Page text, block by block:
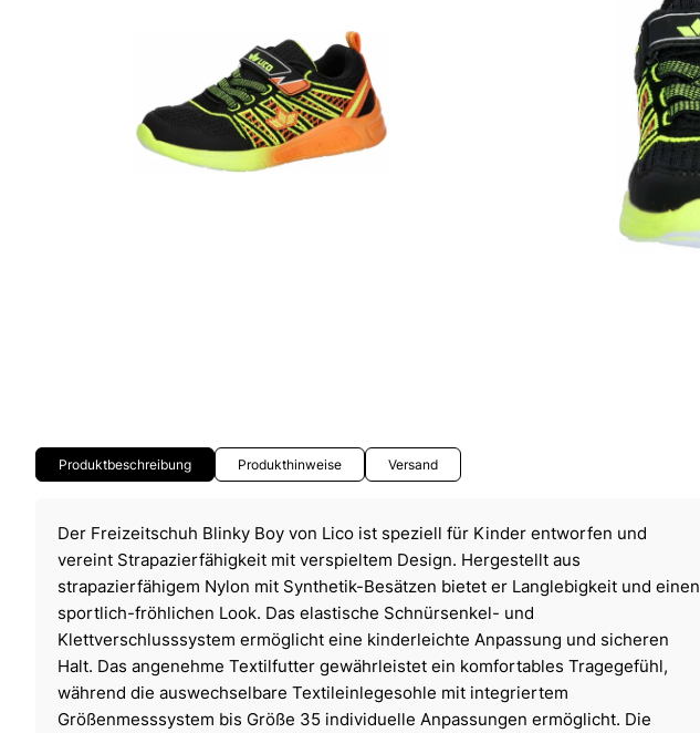
Produktbeschreibung Produkthinweise Versand
Der Freizeitschuh Blinky Boy von Lico ist speziell für Kinder entworfen und
vereint Strapazierfähigkeit mit verspieltem Design. Hergestellt aus
strapazierfähigem Nylon mit Synthetik-Besätzen bietet er Langlebigkeit und einen
sportlich-fröhlichen Look. Das elastische Schnürsenkel- und
Klettverschlusssystem ermöglicht eine kinderleichte Anpassung und sicheren
Halt. Das angenehme Textilfutter gewährleistet ein komfortables Tragegefühl,
während die auswechselbare Textileinlegesohle mit integriertem
Größenmesssystem bis Größe 35 individuelle Anpassungen ermöglicht. Die